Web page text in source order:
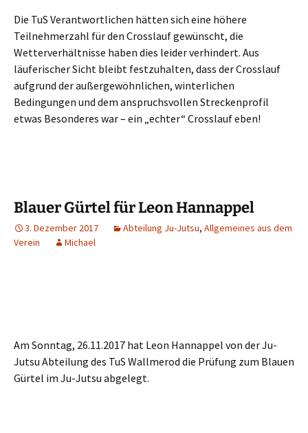
Die TuS Verantwortlichen hätten sich eine höhere
Teilnehmerzahl für den Crosslauf gewünscht, die
Wetterverhältnisse haben dies leider verhindert. Aus
läuferischer Sicht bleibt festzuhalten, dass der Crosslauf
aufgrund der außergewöhnlichen, winterlichen
Bedingungen und dem anspruchsvollen Streckenprofil
etwas Besonderes war – ein „echter“ Crosslauf eben!
Blauer Gürtel für Leon Hannappel
3. Dezember 2017 Abteilung Ju-Jutsu, Allgemeines aus dem
Verein
Michael
Am Sonntag, 26.11.2017 hat Leon Hannappel von der Ju-
Jutsu Abteilung des TuS Wallmerod die Prüfung zum Blauen
Gürtel im Ju-Jutsu abgelegt.